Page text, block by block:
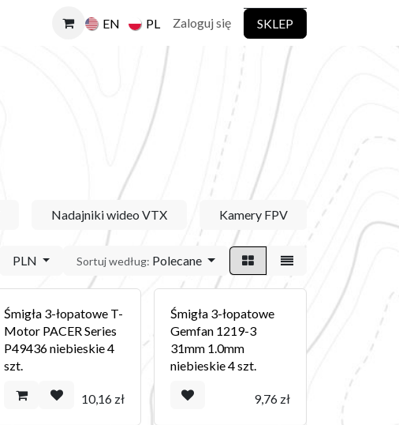
EN PL Zaloguj się SKLEP
Nadajniki wideo VTX Kamery FPV
PLN Sortuj według: Polecane
Śmigła 3-łopatowe T-
Motor PACER Series
P49436 niebieskie 4
szt.
10,16zł
Śmigła 3-łopatowe
Gemfan 1219-3
31mm 1.0mm
niebieskie 4 szt.
9,76zł